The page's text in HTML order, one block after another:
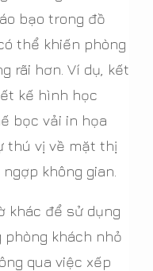
bạo trong đồ
thể khiến phòng
rãi hơn. Ví dụ, kết
kế hình học
bọc vải in họa
thú vị về mặt thị
không gian.
khác để sử dụng
khách nhỏ
qua việc xếp